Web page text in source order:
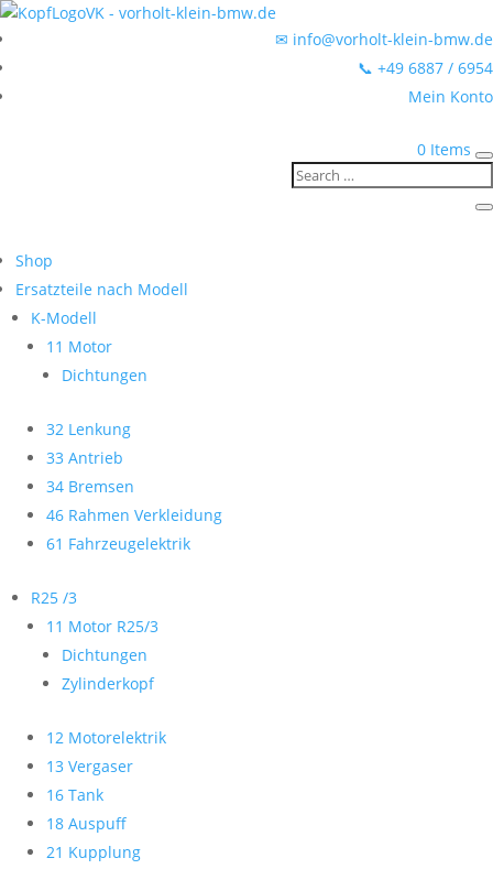
✉ info@vorholt-klein-bmw.de
📞 +49 6887 / 6954
Mein Konto
0 Items
Shop
Ersatzteile nach Modell
K-Modell
11 Motor
Dichtungen
32 Lenkung
33 Antrieb
34 Bremsen
46 Rahmen Verkleidung
61 Fahrzeugelektrik
R25 /3
11 Motor R25/3
Dichtungen
Zylinderkopf
12 Motorelektrik
13 Vergaser
16 Tank
18 Auspuff
21 Kupplung